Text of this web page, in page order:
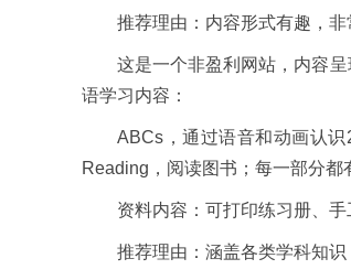
推荐理由：内容形式有趣，非
这是一个非盈利网站，内容呈
语学习内容：
ABCs，通过语音和动画认识
Reading，阅读图书；每一部分
资料内容：可打印练习册、手
推荐理由：涵盖各类学科知识